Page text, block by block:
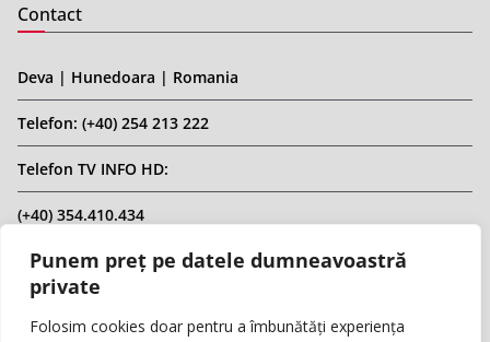
Punem preț pe datele dumneavoastră
private
Folosim cookies doar pentru a îmbunătăți experiența
Contact
Deva | Hunedoara | Romania
Telefon: (+40) 254 213 222
Telefon TV INFO HD:
(+40) 354.410.434
Email: infohd20@gmail.com
Website: www.replicahd.ro